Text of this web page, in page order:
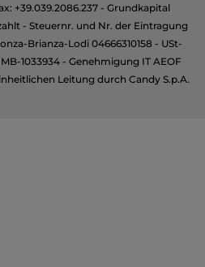
+39.039.2086.237 - Grundkapital
- Steuernr. und Nr. der Eintragung
Brianza-Lodi 04666310158 - USt-
1033934 - Genehmigung IT AEOF
Leitung durch Candy S.p.A.